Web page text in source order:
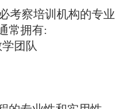
考察培训机构的专业
常拥有:
团队